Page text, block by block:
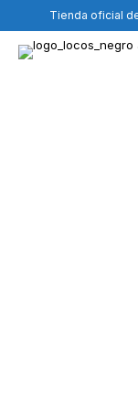
Tienda oficial